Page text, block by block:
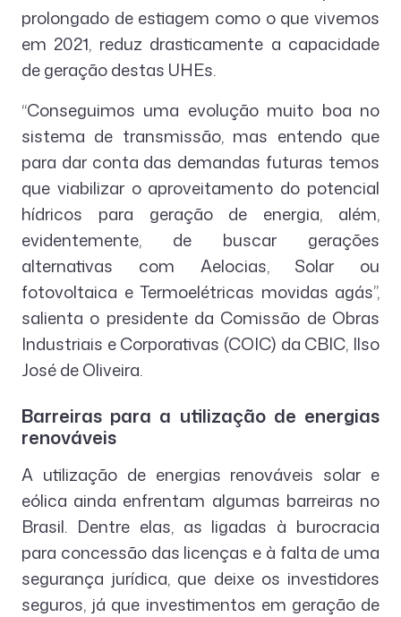
prolongado de estiagem como o que vivemos
em 2021, reduz drasticamente a capacidade
de geração destas UHEs.
“Conseguimos uma evolução muito boa no
sistema de transmissão, mas entendo que
para dar conta das demandas futuras temos
que viabilizar o aproveitamento do potencial
hídricos para geração de energia, além,
evidentemente, de buscar gerações
alternativas com Aelocias, Solar ou
fotovoltaica e Termoelétricas movidas agás”,
salienta o presidente da Comissão de Obras
Industriais e Corporativas (COIC) da CBIC, Ilso
José de Oliveira.
Barreiras para a utilização de energias
renováveis
A utilização de energias renováveis solar e
eólica ainda enfrentam algumas barreiras no
Brasil. Dentre elas, as ligadas à burocracia
para concessão das licenças e à falta de uma
segurança jurídica, que deixe os investidores
seguros, já que investimentos em geração de